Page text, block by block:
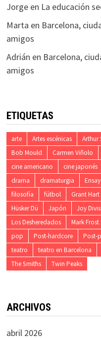
Jorgeen La educación
Marta en Barcelona,
amigos
Adrián en Barcelona,
amigos
ETIQUETAS
arte Artes escénicas Arthur
Bob Mould
Carmen Viñolo
cine americano
cine japonés
drama
dramaturgia
filosofía
fútbol Grant Hart
Hüsker Dü
Japón Joy
Los Desheredados
Mark Frost
pop
Post-hardcore Post-
teatro
teatro en Barcelona
The Smiths
Twin Peaks
ARCHIVOS
abril 2026